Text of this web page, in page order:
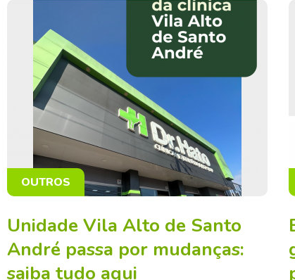
OUTROS
Unidade Vila Alto de Santo
André passa por mudanças:
saiba tudo aqui